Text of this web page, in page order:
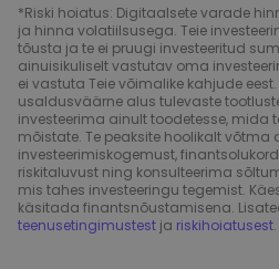
*Riski hoiatus: Digitaalsete varade
ja hinna volatiilsusega. Teie
tõusta ja te ei pruugi investeeritud
ainuisikuliselt vastutav oma
ei vastuta Teie võimalike kahjude
usaldusväärne alus tulevaste
investeerima ainult toodetesse, mida
mõistate. Te peaksite hoolikalt võtma
investeerimiskogemust,
riskitaluvust ning konsulteerima
mis tahes investeeringu tegemist.
käsitada finantsnõustamisena.
teenusetingimustest ja riskihoiatusest.